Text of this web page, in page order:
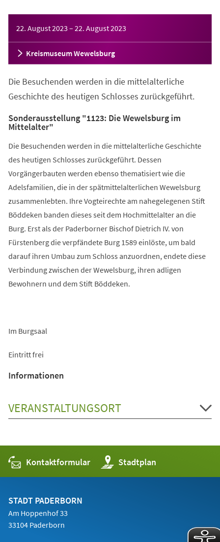
22. August 2023 – 22. August 2023
Kreismuseum Wewelsburg
Die Besuchenden werden in die mittelalterliche
Geschichte des heutigen Schlosses zurückgeführt.
Sonderausstellung "1123: Die Wewelsburg im
Mittelalter"
Die Besuchenden werden in die mittelalterliche Geschichte
des heutigen Schlosses zurückgeführt. Dessen
Vorgängerbauten werden ebenso thematisiert wie die
Adelsfamilien, die in der spätmittelalterlichen Wewelsburg
zusammenlebten. Ihre Vogteirechte am nahegelegenen Stift
Böddeken banden dieses seit dem Hochmittelalter an die
Burg. Erst als der Paderborner Bischof Dietrich IV. von
Fürstenberg die verpfändete Burg 1589 einlöste, um bald
darauf ihren Umbau zum Schloss anzuordnen, endete diese
Verbindung zwischen der Wewelsburg, ihren adligen
Bewohnern und dem Stift Böddeken.
Im Burgsaal
Eintritt frei
Informationen
VERANSTALTUNGSORT
Kontaktformular Stadtplan
(Öffnet
in
einem
STADT PADERBORN
Am Hoppenhof 33
33104 Paderborn